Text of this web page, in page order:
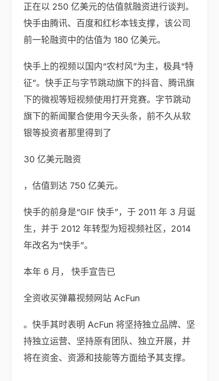
正在以 250 亿美元的估值就融资进行谈判。
快手由腾讯、百度和红杉本钱支撑，该公司
前一轮融资中的估值为 180 亿美元。
快手上的视频以国内“农村风”为主，极具“特
征”。快手正与字节跳动旗下的抖音、腾讯旗
下的微视等短视频使用打开竞赛。字节跳动
旗下的新闻聚合使用今天头条，前不久从软
银等投资者那里得到了
30 亿美元融资
，估值到达 750 亿美元。
快手的前身是“GIF 快手”，于 2011 年 3 月诞
生，并于 2012 年转型为短视频社区，2014
年改名为“快手”。
本年 6 月， 快手宣告已
全资收买弹幕视频网站 AcFun
。快手其时表明 AcFun 将坚持独立品牌、坚
持独立运营、坚持原有团队、独立开展，并
将在资金、资源和技能等方面给予其支撑。